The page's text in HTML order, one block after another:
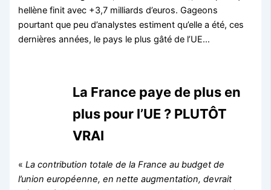
hellène finit avec +3,7 milliards d’euros. Gageons
pourtant que peu d’analystes estiment qu’elle a été, ces
dernières années, le pays le plus gâté de l’UE…
La France paye de plus en
plus pour l’UE ? PLUTÔT
VRAI
«La contribution totale de la France au budget de
l’union européenne, en nette augmentation, devrait